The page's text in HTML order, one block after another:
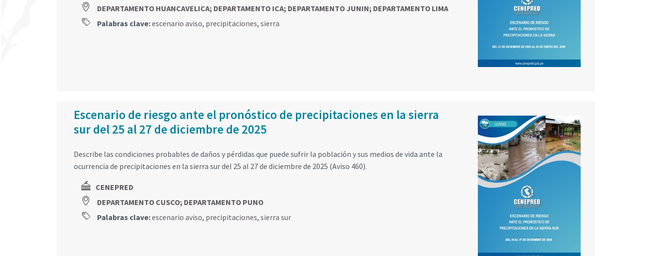
DEPARTAMENTO HUANCAVELICA; DEPARTAMENTO ICA; DEPARTAMENTO JUNIN; DEPARTAMENTO LIMA
Palabras clave:escenario aviso, precipitaciones, sierra
Escenario de riesgo ante el pronóstico de precipitaciones en la sierra
sur del 25 al 27 de diciembre de 2025
Describe las condiciones probables de daños y pérdidas que puede sufrir la población y sus medios de vida ante la
ocurrencia de precipitaciones en la sierra sur del 25 al 27 de diciembre de 2025 (Aviso 460).
CENEPRED
DEPARTAMENTO CUSCO; DEPARTAMENTO PUNO
Palabras clave:escenario aviso, precipitaciones, sierra sur